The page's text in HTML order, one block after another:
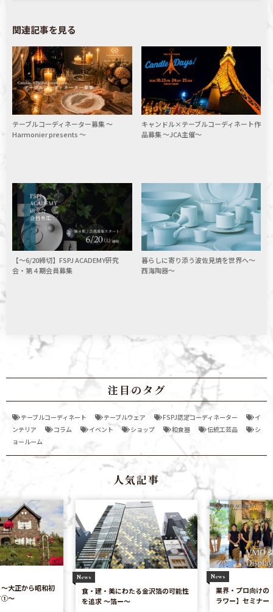
関連記事を見る
テーブルコーディネーター募集 〜
Harmonier presents 〜
キャンドル×テーブルコーディネート作
品募集 ～JCA主催～
【～6/20締切】FSPJ ACADEMY研究
会・第４期会員募集
暮らしに寄り添う波佐見焼を世界へ〜
西海陶器〜
注目のタグ
テーブルコーディネート テーブルウェア FSPJ認定コーディネーター
イ
ンテリア
コラム イベント ショップ 和食器 伝統工芸品
シ
ョールーム
人気記事
金沢箔の可能性
News
業界・プロ向けの【食空間VMD＆フ
ラワー】セミナー
Column
レトロ建築探訪
期の建築を訪ね